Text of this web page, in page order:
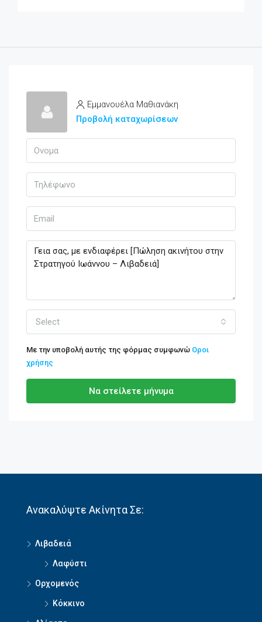
Εμμανουέλα Μαθιανάκη
Προβολή καταχωρίσεων
Select
Με την υποβολή αυτής της φόρμας συμφωνώ Οροι
χρήσης
Να στείλετε μήνυμα
Ανακαλύψτε Ακίνητα Σε:
Λιβαδειά
Λαφύστι
Ορχομενός
Κόκκινο